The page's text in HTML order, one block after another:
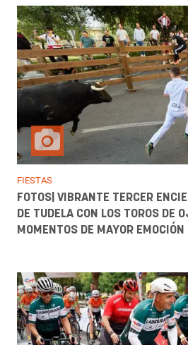
FIESTAS
FOTOS| VIBRANTE TERCER
DE TUDELA CON LOS TOROS DE
MOMENTOS DE MAYOR EMOCIÓN